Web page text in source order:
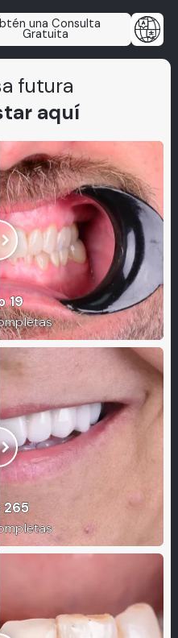
una Consulta
Gratuita
futura
aquí
19
265